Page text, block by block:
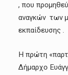
, που
αναγκών των
εκπαίδευσης .
Η πρώτη
Δήμαρχο